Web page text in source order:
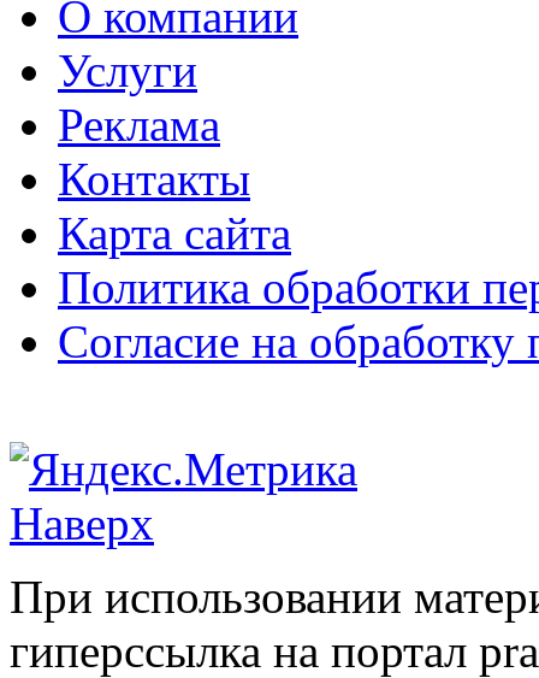
О компании
Услуги
Реклама
Контакты
Карта сайта
Политика обработки
Согласие на
Наверх
При использовании
гиперссылка на портал